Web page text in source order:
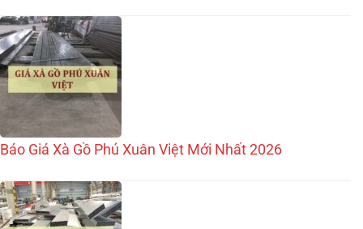
Báo Giá Xà Gồ Phú Xuân Việt Mới Nhất 2026